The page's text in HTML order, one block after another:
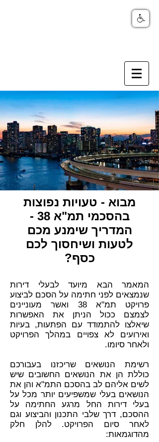
מבוא - טעויות נפוצות
בהסכמי תמ"א 38 -
המדריך שימנע מכם
לטעות ושיחסוך לכם
כסף?
המאמר הבא מיועד לבעלי דירות
שנמצאים לפני חתימה על הסכם לביצוע
פרויקט תמ"א 38 ואשר מעוניינים
לצמצם ככול הניתן את האפשרות
שיאלצו להתמודד עם הפתעות, בעיות
ואירועים לא צפויים במהלך הפרויקט
ולאחר סיומו.
רשימת הנושאים שריכזנו בעבורכם
כוללת הן את הנושאים החשובים שיש
לשים אליהם לב בהסכם התמ"א והן את
הנושאים בעלי שמשפיעים יותר מכל על
בעלי דירות החל מרגע החתימה על
ההסכם, דרך שלבי התכנון והביצוע וגם
לאחר סיום הפרויקט. להלן חלק
מהדוגמאות: